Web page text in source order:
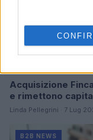
Acquisizione
e rimettono
Linda Pellegrini · 7 Lug
B2B NEWS